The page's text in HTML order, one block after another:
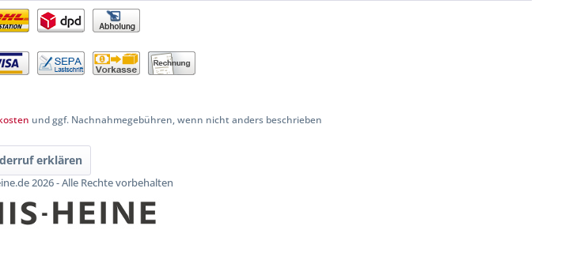
und ggf. Nachnahmegebühren, wenn nicht anders beschrieben
erklären
2026 - Alle Rechte vorbehalten